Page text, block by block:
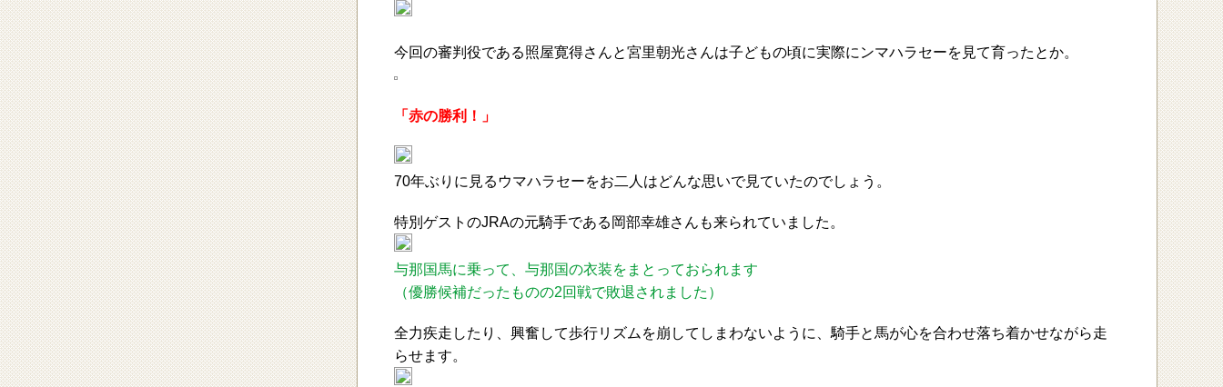
今回の審判役である照屋寛得さんと宮里朝光さんは子どもの頃に実際にンマハラセーを見て育ったとか。
「赤の勝利！」
70年ぶりに見るウマハラセーをお二人はどんな思いで見ていたのでしょう。
特別ゲストのJRAの元騎手である岡部幸雄さんも来られていました。
与那国馬に乗って、与那国の衣装をまとっておられます
（優勝候補だったものの2回戦で敗退されました）
全力疾走したり、興奮して歩行リズムを崩してしまわないように、騎手と馬が心を合わせ落ち着かせながら走
らせます。